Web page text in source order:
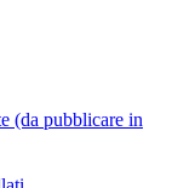
(da pubblicare in